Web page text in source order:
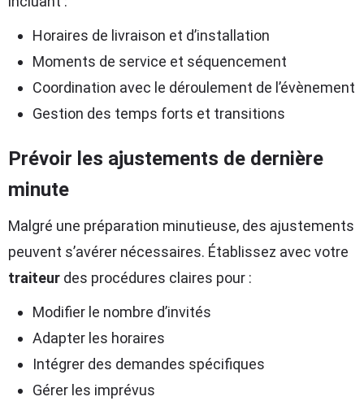
Horaires de livraison et d’installation
Moments de service et séquencement
Coordination avec le déroulement de l’évènement
Gestion des temps forts et transitions
Prévoir les ajustements de dernière
minute
Malgré une préparation minutieuse, des ajustements
peuvent s’avérer nécessaires. Établissez avec votre
traiteur des procédures claires pour :
Modifier le nombre d’invités
Adapter les horaires
Intégrer des demandes spécifiques
Gérer les imprévus